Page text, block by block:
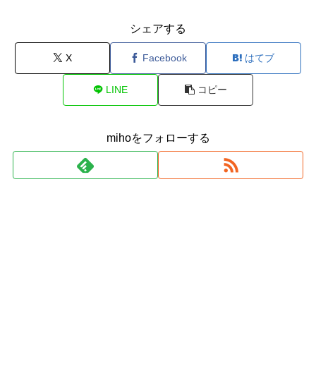
シェアする
X Facebook はてブ
LINE コピー
mihoをフォローする